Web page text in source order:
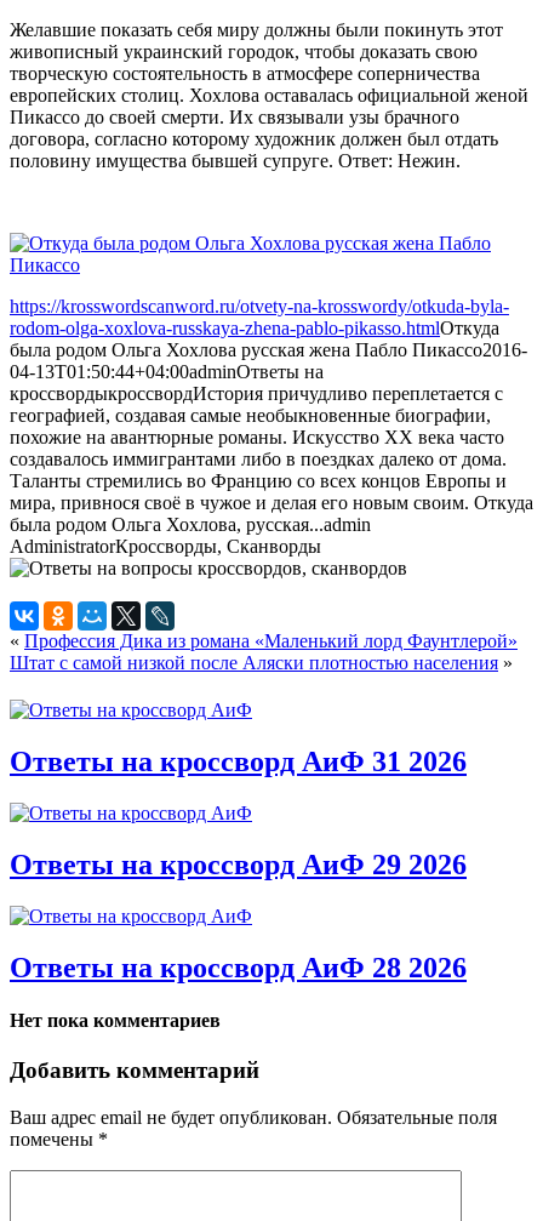
Желавшие показать себя миру должны были покинуть этот
живописный украинский городок, чтобы доказать свою
творческую состоятельность в атмосфере соперничества
европейских столиц. Хохлова оставалась официальной женой
Пикассо до своей смерти. Их связывали узы брачного
договора, согласно которому художник должен был отдать
половину имущества бывшей супруге. Ответ: Нежин.
https://krosswordscanword.ru/otvety-na-krosswordy/otkuda-byla-
rodom-olga-xoxlova-russkaya-zhena-pablo-pikasso.htmlОткуда
была родом Ольга Хохлова русская жена Пабло Пикассо2016-
04-13T01:50:44+04:00adminОтветы на
кроссвордыкроссвордИстория причудливо переплетается с
географией, создавая самые необыкновенные биографии,
похожие на авантюрные романы. Искусство XX века часто
создавалось иммигрантами либо в поездках далеко от дома.
Таланты стремились во Францию со всех концов Европы и
мира, привнося своё в чужое и делая его новым своим. Откуда
была родом Ольга Хохлова, русская...admin
AdministratorКроссворды, Сканворды
« Профессия Дика из романа «Маленький лорд Фаунтлерой»
Штат с самой низкой после Аляски плотностью населения »
Ответы на кроссворд АиФ 31 2026
Ответы на кроссворд АиФ 29 2026
Ответы на кроссворд АиФ 28 2026
Нет пока комментариев
Добавить комментарий
Ваш адрес email не будет опубликован. Обязательные поля
помечены *